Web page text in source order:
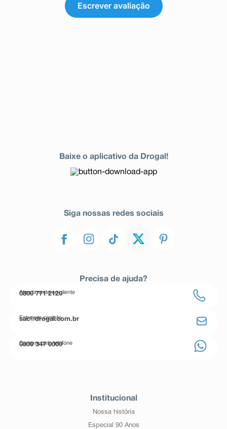
Escrever avaliação
Baixe o aplicativo da Drogal!
Siga nossas redes sociais
Precisa de ajuda?
Atendimento ao cliente
0800 771 2120
Entre em contato
sac@drogal.com.br
Compre pelo telefone
0800 347 0000
Institucional
Nossa história
Especial 90 Anos